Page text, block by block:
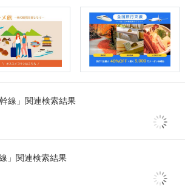
線」関連検索結果
」関連検索結果